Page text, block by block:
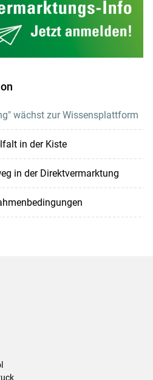
wächst zur Wissensplattform
in der Kiste
in der Direktvermarktung